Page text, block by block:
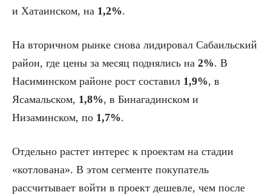
и Хатаинском, на 1,2%.
На вторичном рынке снова лидировал Сабаильский
район, где цены за месяц поднялись на 2%. В
Насиминском районе рост составил 1,9%, в
Ясамальском, 1,8%, в Бинагадинском и
Низаминском, по 1,7%.
Отдельно растет интерес к проектам на стадии
«котлована». В этом сегменте покупатель
рассчитывает войти в проект дешевле, чем после